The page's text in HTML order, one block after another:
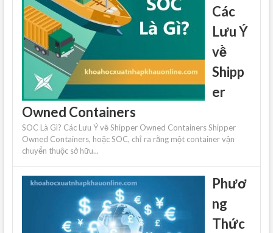
Các
Lưu Ý
về
Shipp
er
Owned Containers
SOC Là Gì? Các Lưu Ý về Shipper Owned Containers Shipper
Owned Containers, hoặc SOC, chỉ ra rằng một container vận
chuyển thuộc sở hữu...
Phươ
ng
Thức